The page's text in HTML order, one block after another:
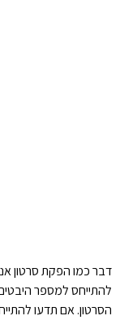
דבר כמו הפקת סרטון
להתייחס למספר
הסרטון. אם תדעו